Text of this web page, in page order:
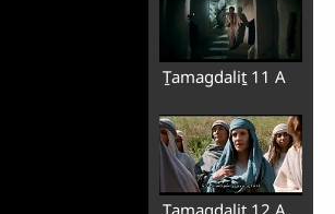
Ṯamagdaliṯ 11 A
Ṯamagdaliṯ 12 A